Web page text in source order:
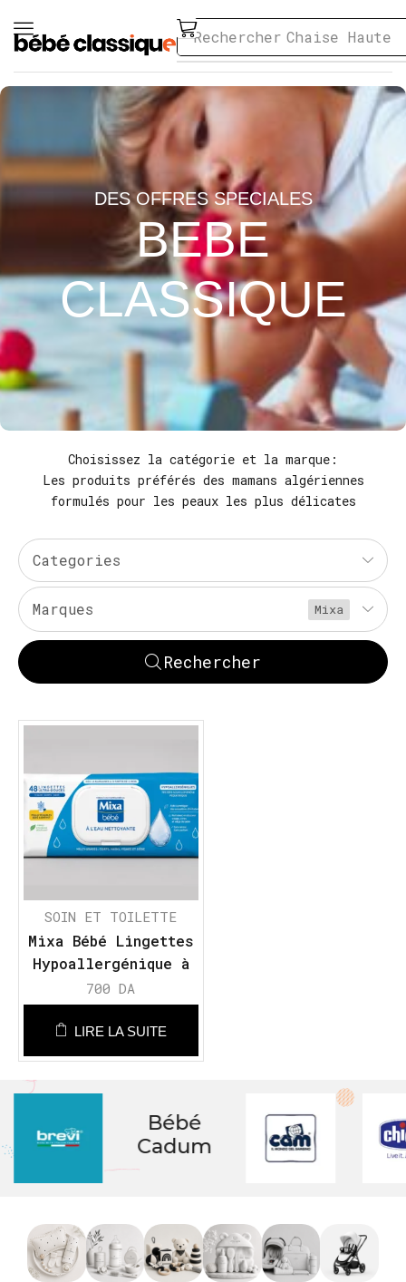
Rechercher Chaise Haute
DES OFFRES SPECIALES
BEBE
CLASSIQUE
Choisissez la catégorie et la marque:
Les produits préférés des mamans algériennes
formulés pour les peaux les plus délicates
Categories
Marques Mixa
Rechercher
SOIN ET TOILETTE
Mixa Bébé Lingettes
Hypoallergénique à
l’eau Nettoyante
700DA
LIRE LA SUITE
Bébé
Cadum